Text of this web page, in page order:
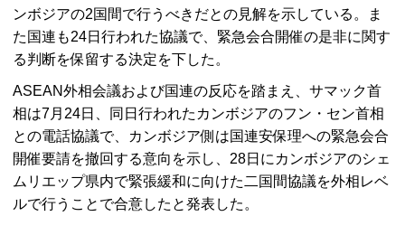
ンボジアの2国間で行うべきだとの見解を示している。ま
た国連も24日行われた協議で、緊急会合開催の是非に関す
る判断を保留する決定を下した。
ASEAN外相会議および国連の反応を踏まえ、サマック首
相は7月24日、同日行われたカンボジアのフン・セン首相
との電話協議で、カンボジア側は国連安保理への緊急会合
開催要請を撤回する意向を示し、28日にカンボジアのシェ
ムリエップ県内で緊張緩和に向けた二国間協議を外相レベ
ルで行うことで合意したと発表した。